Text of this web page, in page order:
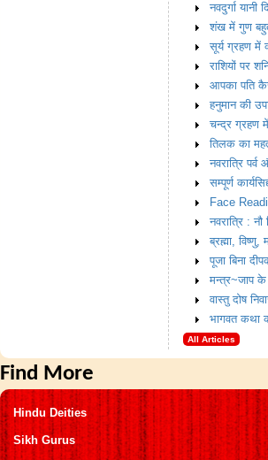
नवदुर्गा यानी
शंख में गुण
सूर्य ग्रहण में
राशियों पर
आपका पति
हनुमान की
चन्द्र ग्रहण
तिलक का
नवरात्रि
सम्पूर्ण
Face
नवरात्रि :
ब्रह्मा,
पूजा बिना
मन्त्र~जाप के
वास्तु दोष
भागवत कथा
All Articles
Find More
Hindu Deities
Sikh Gurus